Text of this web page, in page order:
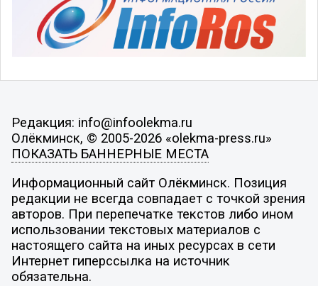
Редакция: info@infoolekma.ru
Олёкминск, © 2005-2026 «olekma-press.ru»
ПОКАЗАТЬ БАННЕРНЫЕ МЕСТА
Информационный сайт Олёкминск. Позиция
редакции не всегда совпадает с точкой зрения
авторов. При перепечатке текстов либо ином
использовании текстовых материалов с
настоящего сайта на иных ресурсах в сети
Интернет гиперссылка на источник
обязательна.